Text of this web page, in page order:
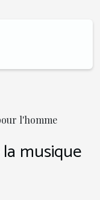
l'homme
musique